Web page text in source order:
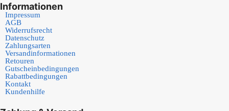
Informationen
Impressum
AGB
Widerrufsrecht
Datenschutz
Zahlungsarten
Versandinformationen
Retouren
Gutscheinbedingungen
Rabattbedingungen
Kontakt
Kundenhilfe